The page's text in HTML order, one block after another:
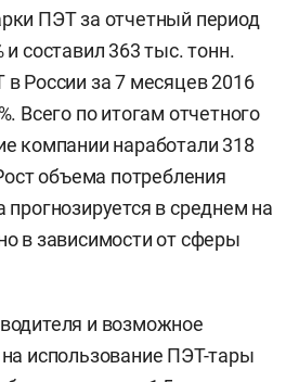
ПЭТ за отчетный период
и составил 363 тыс. тонн.
России за 7 месяцев 2016
Всего по итогам отчетного
компании наработали 318
объема потребления
в среднем на
в зависимости от сферы
и возможное
использование ПЭТ-тары